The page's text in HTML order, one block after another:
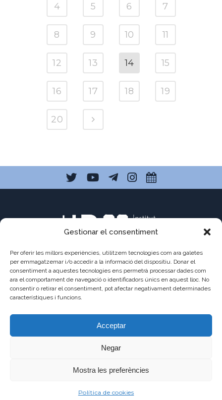
Gestionar el consentiment
Per oferir les millors experiències, utilitzem tecnologies com ara galetes
per emmagatzemar i/o accedir a la informació del dispositiu. Donar el
consentiment a aquestes tecnologies ens permetrà processar dades com
ara el comportament de navegació o identificadors únics en aquest lloc. No
consentir o retirar el consentiment, pot afectar negativament determinades
característiques i funcions.
Acceptar
Negar
Mostra les preferències
Política de cookies
4 5 6 7
8 9 10 11
12 13 14 15
16 17 18 19
20
C/ Pau Claris 121
08009 Barcelona
93 487 03 01